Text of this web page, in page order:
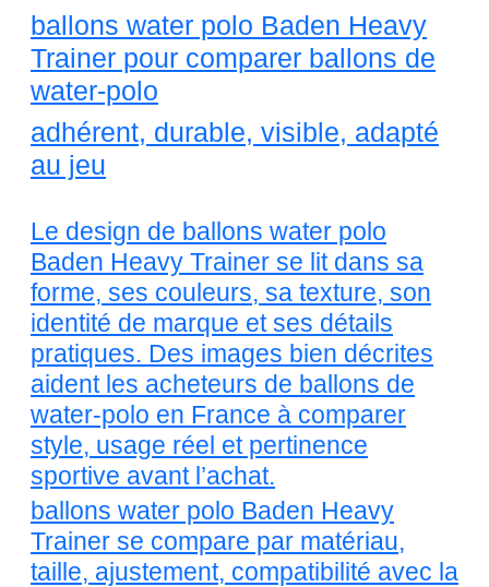
ballons water polo Baden Heavy
Trainer pour comparer ballons de
water-polo
adhérent, durable, visible, adapté
au jeu
Le design de ballons water polo
Baden Heavy Trainer se lit dans sa
forme, ses couleurs, sa texture, son
identité de marque et ses détails
pratiques. Des images bien décrites
aident les acheteurs de ballons de
water-polo en France à comparer
style, usage réel et pertinence
sportive avant l’achat.
ballons water polo Baden Heavy
Trainer se compare par matériau,
taille, ajustement, compatibilité avec la